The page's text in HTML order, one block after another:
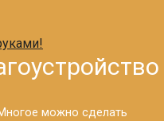
Многое можно сделать